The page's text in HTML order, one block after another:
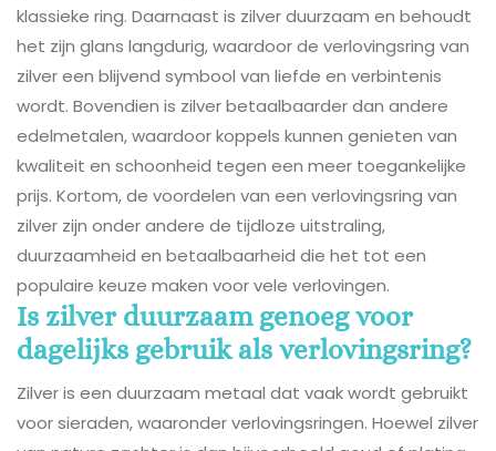
klassieke ring. Daarnaast is zilver duurzaam en behoudt
het zijn glans langdurig, waardoor de verlovingsring van
zilver een blijvend symbool van liefde en verbintenis
wordt. Bovendien is zilver betaalbaarder dan andere
edelmetalen, waardoor koppels kunnen genieten van
kwaliteit en schoonheid tegen een meer toegankelijke
prijs. Kortom, de voordelen van een verlovingsring van
zilver zijn onder andere de tijdloze uitstraling,
duurzaamheid en betaalbaarheid die het tot een
populaire keuze maken voor vele verlovingen.
Is zilver duurzaam genoeg voor
dagelijks gebruik als verlovingsring?
Zilver is een duurzaam metaal dat vaak wordt gebruikt
voor sieraden, waaronder verlovingsringen. Hoewel zilver